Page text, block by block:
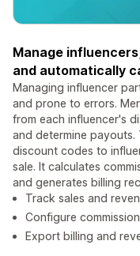
Manage
and automatically
Managing influencer
and prone to errors.
from each influencer's
and determine
discount codes to
sale. It calculates
and generates billing
Track sales and
Configure
Export billing and